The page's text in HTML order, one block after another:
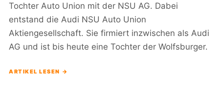
Tochter Auto Union mit der NSU AG. Dabei
entstand die Audi NSU Auto Union
Aktiengesellschaft. Sie firmiert inzwischen als Audi
AG und ist bis heute eine Tochter der Wolfsburger.
ARTIKEL LESEN →